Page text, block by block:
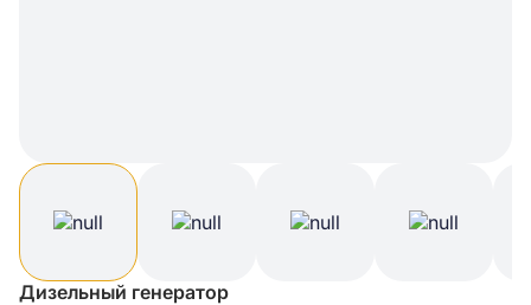
Дизельный генератор